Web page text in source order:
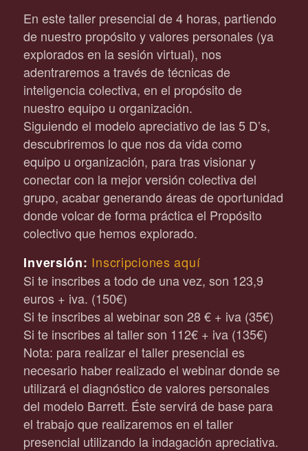
En este taller presencial de 4 horas, partiendo
de nuestro propósito y valores personales (ya
explorados en la sesión virtual), nos
adentraremos a través de técnicas de
inteligencia colectiva, en el propósito de
nuestro equipo u organización.
Siguiendo el modelo apreciativo de las 5 D’s,
descubriremos lo que nos da vida como
equipo u organización, para tras visionar y
conectar con la mejor versión colectiva del
grupo, acabar generando áreas de oportunidad
donde volcar de forma práctica el Propósito
colectivo que hemos explorado.
Inversión: Inscripciones aquí
Si te inscribes a todo de una vez, son 123,9
euros + iva. (150€)
Si te inscribes al webinar son 28 € + iva (35€)
Si te inscribes al taller son 112€ + iva (135€)
Nota: para realizar el taller presencial es
necesario haber realizado el webinar donde se
utilizará el diagnóstico de valores personales
del modelo Barrett. Éste servirá de base para
el trabajo que realizaremos en el taller
presencial utilizando la indagación apreciativa.